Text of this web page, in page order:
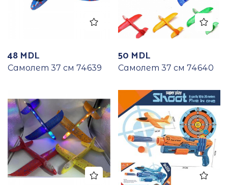
48 MDL
Самолет 37 см 74639
50 MDL
Самолет 37 см 74640